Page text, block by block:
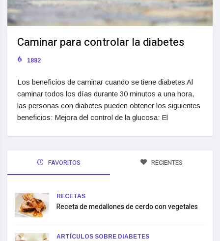
Caminar para controlar la diabetes
1882
Los beneficios de caminar cuando se tiene diabetes Al
caminar todos los días durante 30 minutos a una hora,
las personas con diabetes pueden obtener los siguientes
beneficios: Mejora del control de la glucosa: El
FAVORITOS RECIENTES
RECETAS
Receta de medallones de cerdo con vegetales
ARTÍCULOS SOBRE DIABETES